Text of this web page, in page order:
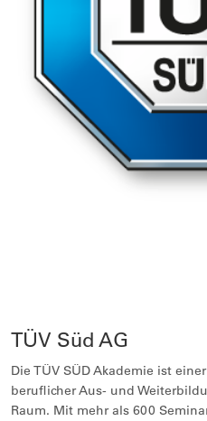
TÜV Süd AG
Die TÜV SÜD Akademie ist
beruflicher Aus- und
Raum. Mit mehr als 600